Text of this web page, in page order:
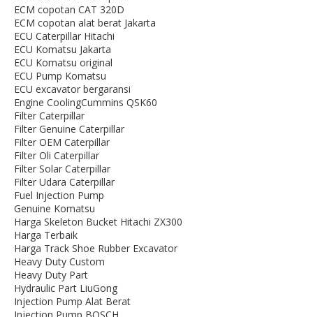
ECM copotan CAT 320D
ECM copotan alat berat Jakarta
ECU Caterpillar Hitachi
ECU Komatsu Jakarta
ECU Komatsu original
ECU Pump Komatsu
ECU excavator bergaransi
Engine CoolingCummins QSK60
Filter Caterpillar
Filter Genuine Caterpillar
Filter OEM Caterpillar
Filter Oli Caterpillar
Filter Solar Caterpillar
Filter Udara Caterpillar
Fuel Injection Pump
Genuine Komatsu
Harga Skeleton Bucket Hitachi ZX300
Harga Terbaik
Harga Track Shoe Rubber Excavator
Heavy Duty Custom
Heavy Duty Part
Hydraulic Part LiuGong
Injection Pump Alat Berat